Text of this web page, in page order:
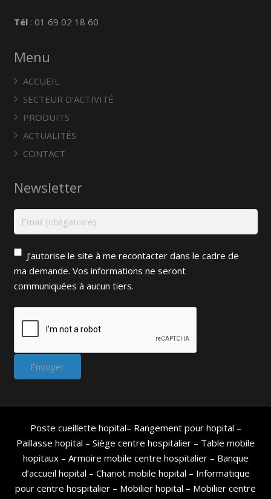
Tél: 01 69 02 18 60
Menu
ACCUEIL
SECTEUR D’ACTIVITÉ
PRODUITS
ACTUALITÉS
CONTACT
Newsletter
J’autorise le site à me recontacter dans le cadre de
ma demande. Vos informations ne seront
communiquées à aucun tiers.
Poste cueillette hopital– Rangement pour hopital –
Paillasse hopital – Siège centre hospitalier – Table mobile
hopitaux– Armoire mobile centre hospitalier– Banque
d’accueil hopital – Chariot mobile hopital – Informatique
pour centre hospitalier – Mobilier hopital – Mobilier centre